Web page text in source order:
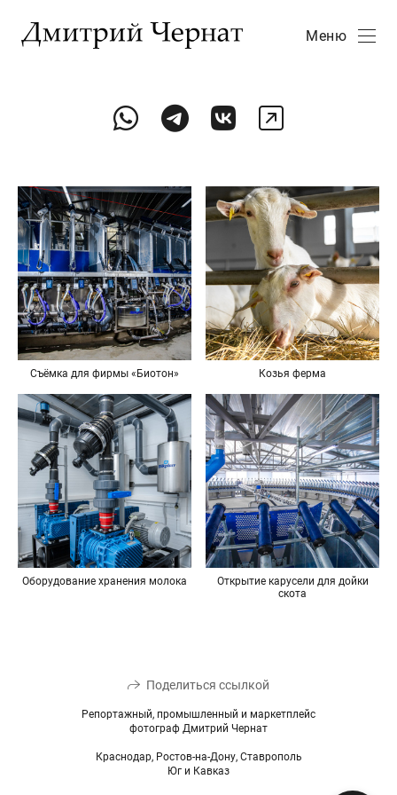
Меню
Съёмка для фирмы «Биотон» Козья ферма
Оборудование хранения молока
Открытие карусели для дойки
скота
Поделиться ссылкой
Репортажный, промышленный и маркетплейс
фотограф Дмитрий Чернат
Краснодар, Ростов-на-Дону, Ставрополь
Юг и Кавказ